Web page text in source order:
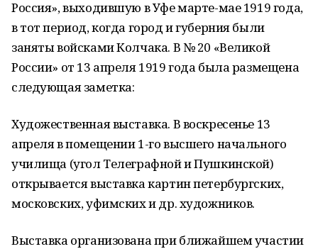
Россия», выходившую в Уфе марте-мае 1919 года,
в тот период, когда город и губерния были
заняты войсками Колчака. В № 20 «Великой
России» от 13 апреля 1919 года была размещена
следующая заметка:
Художественная выставка. В воскресенье 13
апреля в помещении 1-го высшего начального
училища (угол Телеграфной и Пушкинской)
открывается выставка картин петербургских,
московских, уфимских и др. художников.
Выставка организована при ближайшем участии